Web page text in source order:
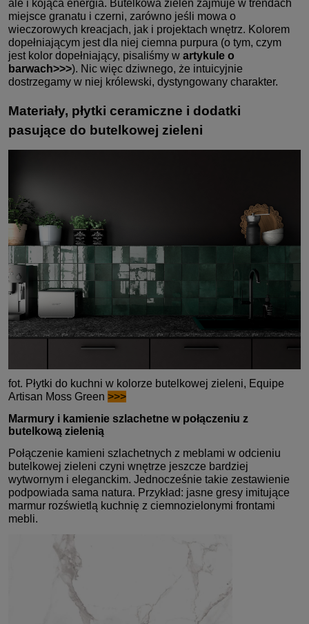
ale i kojąca energia. Butelkowa zieleń zajmuje w trendach
miejsce granatu i czerni, zarówno jeśli mowa o
wieczorowych kreacjach, jak i projektach wnętrz. Kolorem
dopełniającym jest dla niej ciemna purpura (o tym, czym
jest kolor dopełniający, pisaliśmy w artykule o
barwach>>>). Nic więc dziwnego, że intuicyjnie
dostrzegamy w niej królewski, dystyngowany charakter.
Materiały, płytki ceramiczne i dodatki
pasujące do butelkowej zieleni
fot. Płytki do kuchni w kolorze butelkowej zieleni, Equipe
Artisan Moss Green >>>
Marmury i kamienie szlachetne w połączeniu z
butelkową zielenią
Połączenie kamieni szlachetnych z meblami w odcieniu
butelkowej zieleni czyni wnętrze jeszcze bardziej
wytwornym i eleganckim. Jednocześnie takie zestawienie
podpowiada sama natura. Przykład: jasne gresy imitujące
marmur rozświetlą kuchnię z ciemnozielonymi frontami
mebli.